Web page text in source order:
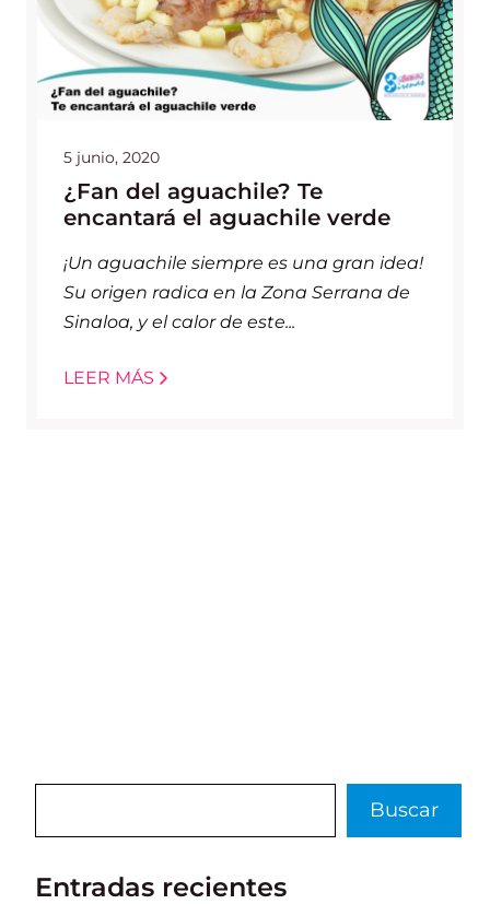
5 junio, 2020
¿Fan del aguachile? Te
encantará el aguachile verde
¡Un aguachile siempre es una gran idea!
Su origen radica en la Zona Serrana de
Sinaloa, y el calor de este...
LEER MÁS
Buscar
Entradas recientes